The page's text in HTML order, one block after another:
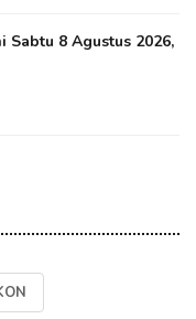
Sabtu 8 Agustus 2026,